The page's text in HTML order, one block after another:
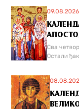
Сва
Остали